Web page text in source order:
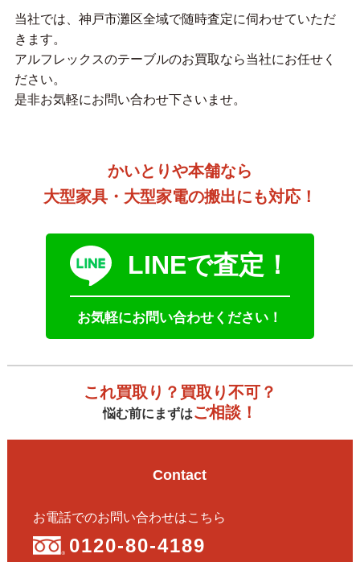
当社では、神戸市灘区全域で随時査定に伺わせていただ
きます。
アルフレックスのテーブルのお買取なら当社にお任せく
ださい。
是非お気軽にお問い合わせ下さいませ。
かいとりや本舗なら
大型家具・大型家電の搬出にも対応！
LINEで査定！
お気軽にお問い合わせください！
これ買取り？買取り不可？
悩む前にまずはご相談！
Contact
お電話でのお問い合わせはこちら
0120-80-4189